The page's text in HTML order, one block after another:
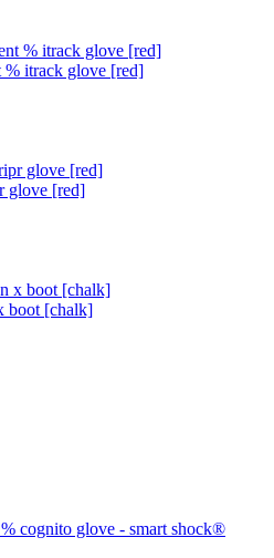
itrack glove [red]
glove [red]
boot [chalk]